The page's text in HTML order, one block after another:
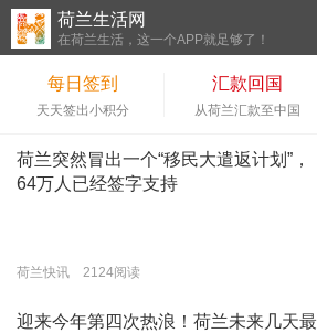
荷兰生活网
在荷兰生活，这一个APP就足够了！
每日签到
天天签出小积分
汇款回国
从荷兰汇款至中国
荷兰突然冒出一个“移民大遣返计划”，
64万人已经签字支持
荷兰快讯 2124阅读
迎来今年第四次热浪！荷兰未来几天最